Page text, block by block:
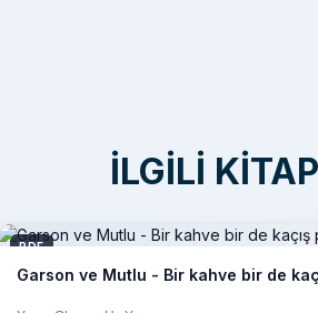
İLGILI
PDF
Garson ve Mutlu - Bir kahve bir de